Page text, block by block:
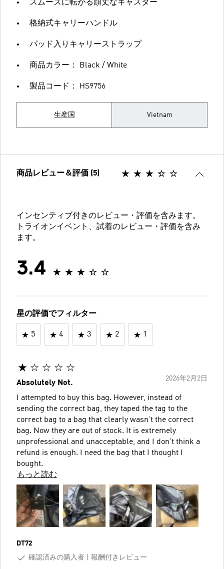
スムーズに転がる頑丈なキャスター
格納式キャリーハンドル
パッド入りキャリーストラップ
商品カラー： Black / White
製品コード： HS9756
生産国 Vietnam
商品レビュー＆評価 (5)
インセンティブ付きのレビュー・評価を含みます。
トライオンイベント、試着のレビュー・評価を含み
ます。
3.4
星の評価でフィルター
5 4 3 2 1
2026年2月2日
Absolutely Not.
I attempted to buy this bag. However, instead of
sending the correct bag, they taped the tag to the
correct bag to a bag that clearly wasn't the correct
bag. Now they are out of stock. It is extremely
unprofessional and unacceptable, and I don't think a
refund is enough. I need the bag that I thought I
bought.
もっと読む
DT72
確認済みの購入者
報酬付きレビュー